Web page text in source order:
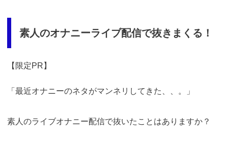
素人のオナニーライブ配信で抜きまくる！
【限定PR】
「最近オナニーのネタがマンネリしてきた、、。」
素人のライブオナニー配信で抜いたことはありますか？